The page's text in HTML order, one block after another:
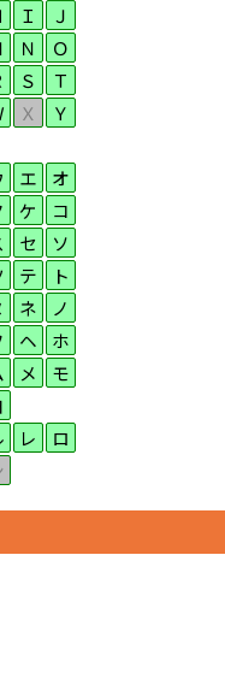
Ｉ
Ｊ
Ｎ
Ｏ
Ｓ
Ｔ
Ｘ
Ｙ
エ
オ
ケ
コ
セ
ソ
テ
ト
ネ
ノ
ヘ
ホ
メ
モ
レ
ロ